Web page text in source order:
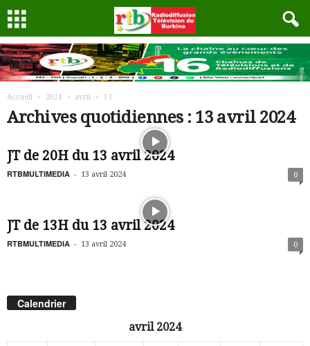
Accueil 2024 avril 13
Archives quotidiennes : 13 avril 2024
JT de 20H du 13 avril 2024
RTBMULTIMEDIA - 13 avril 2024 0
JT de 13H du 13 avril 2024
RTBMULTIMEDIA - 13 avril 2024 0
Calendrier
avril 2024